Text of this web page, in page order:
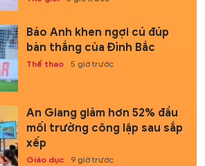
Báo Anh khen ngợi cú đúp
bàn thắng của Đình Bắc
Thể thao 5 giờ trước
An Giang giảm hơn 52% đầu
mối trường công lập sau sắp
xếp
Giáo dục 9 giờ trước